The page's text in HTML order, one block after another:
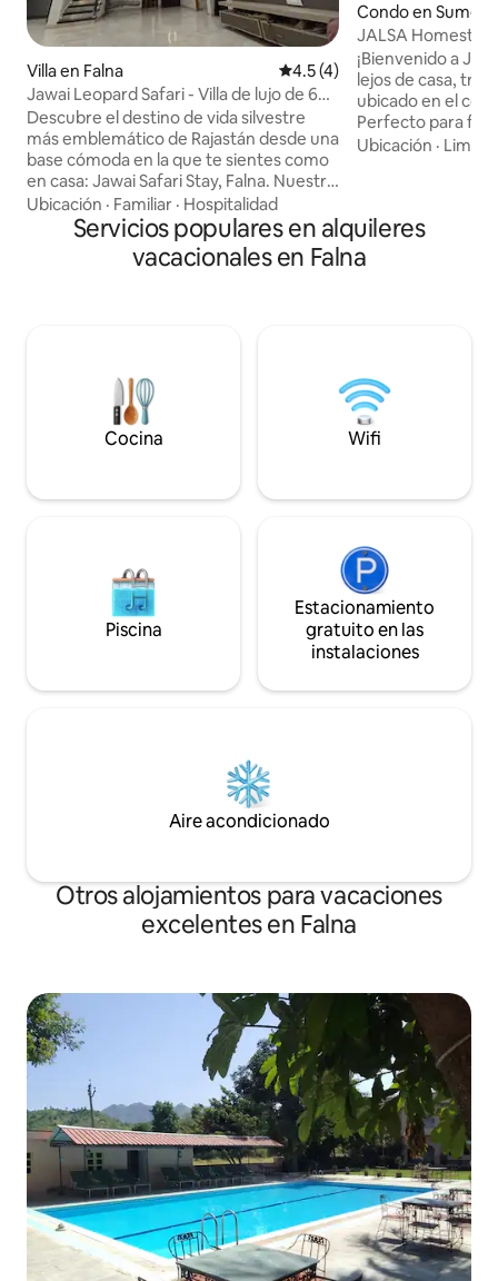
Villa en Falna Calificación promedio: 4.5
4.5 (4)
Jawai Leopard Safari - Villa de lujo de 6
habitaciones en Falna
Descubre el destino de vida silvestre
más emblemático de Rajastán desde una
base cómoda en la que te sientes como
en casa: Jawai Safari Stay, Falna. Nuestra
espaciosa villa de 6 recámaras es
perfecta para familias, grupos de amigos
y entusiastas del safari que quieran
explorar Jawai y encontrarse con
¡Personalicemos tu paquete para que
obtengas el mejor valor! Las fotos de
este anuncio no están editadas ni
Ubicación · Familiar · Hospitalidad
Condo en
JALSA
de 2 habitaciones
Leopard
¡Bienvenido a
lejos de casa,
ubicado en el
Perfecto para
vida silvestre y
Jawai y del
y la mayoría de
poca distancia a pie. Experiencia
mismo.
Ubicación ·
Servicios populares en alquileres
vacacionales en Falna
Cocina Wifi
Piscina
Estacionamiento
gratuito en las
instalaciones
Aire acondicionado
Otros alojamientos para vacaciones
excelentes en Falna